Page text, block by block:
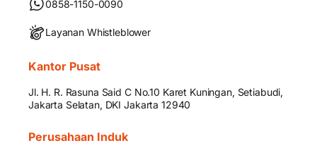
0858-1150-0090
Layanan Whistleblower
Kantor Pusat
Jl. H. R. Rasuna Said C No.10 Karet Kuningan, Setiabudi,
Jakarta Selatan, DKI Jakarta 12940
Perusahaan Induk